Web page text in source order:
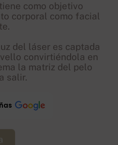
como objetivo
corporal como facial
del láser es captada
convirtiéndola en
la matriz del pelo
salir.